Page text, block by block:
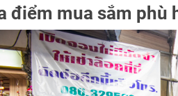
điểm mua sắm phù